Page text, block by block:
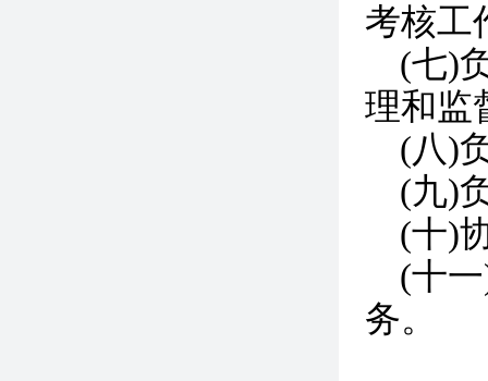
考核工
(七)
理和监
(八)
(九)
(十)
(十
务。